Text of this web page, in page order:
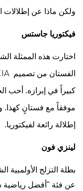
ولكن ماذا عن
فيكتوريا جاستس
اختارت هذه الممثلة
الفستان من تصميم
كبيراً في إبرازه. أحب
موفقاً مع فستانٍ كهذا.
إطلالة رائعة لفيكتوريا.
لينزي فون
بطلة التزلج
عن فئة "أفضل رياضية